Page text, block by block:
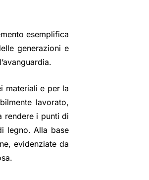
esemplifica
generazioni e
materiali e per la
lavorato,
rendere i punti di
legno. Alla base
evidenziate da